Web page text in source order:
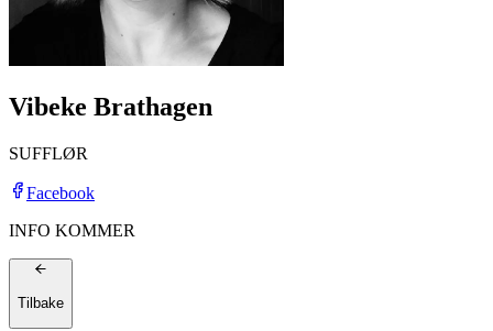
Vibeke Brathagen
SUFFLØR
Facebook
INFO KOMMER
Tilbake